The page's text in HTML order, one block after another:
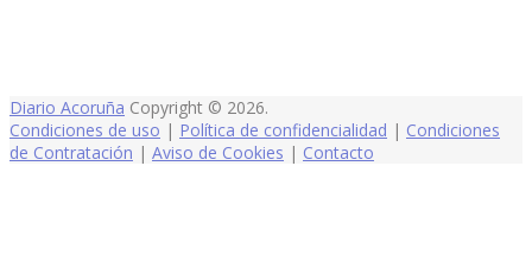
Diario Acoruña Copyright © 2026.
Condiciones de uso | Política de confidencialidad | Condiciones
de Contratación | Aviso de Cookies | Contacto